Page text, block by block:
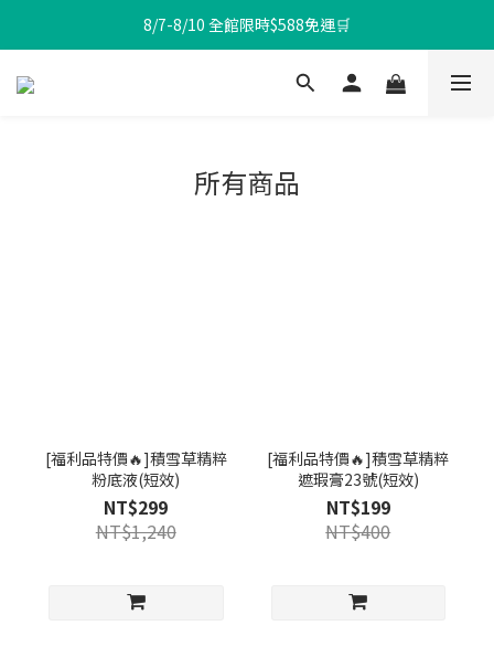
8/7-8/10 全館限時$588免運🛒
8/7-8/10 全館限時$588免運🛒
8/7-8/10 購滿$888再減$88🎁
8/7-8/10 全館限時$588免運🛒
所有商品
[福利品特價🔥]積雪草精粹
粉底液(短效)
NT$299
NT$1,240
[福利品特價🔥]積雪草精粹
遮瑕膏23號(短效)
NT$199
NT$400